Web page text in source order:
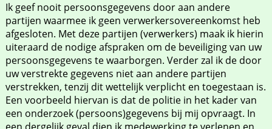
Ik geef nooit persoonsgegevens door aan andere
partijen waarmee ik geen verwerkersovereenkomst heb
afgesloten. Met deze partijen (verwerkers) maak ik hierin
uiteraard de nodige afspraken om de beveiliging van uw
persoonsgegevens te waarborgen. Verder zal ik de door
uw verstrekte gegevens niet aan andere partijen
verstrekken, tenzij dit wettelijk verplicht en toegestaan is.
Een voorbeeld hiervan is dat de politie in het kader van
een onderzoek (persoons)gegevens bij mij opvraagt. In